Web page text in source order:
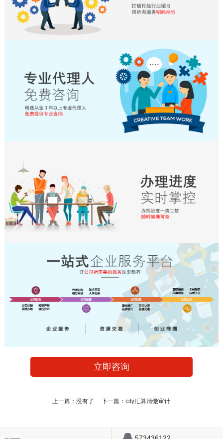
立即咨询
上一篇：没有了 下一篇：city汇算清缴审计